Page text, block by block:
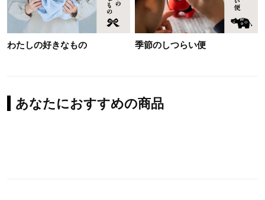
わたしの好きなもの 季節のしつらい便
あなたにおすすめの商品